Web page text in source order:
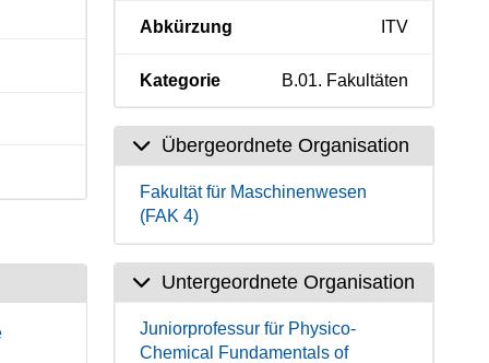
Abkürzung ITV
Kategorie B.01. Fakultäten
Übergeordnete Organisation
Fakultät für Maschinenwesen
(FAK 4)
Untergeordnete Organisation
Juniorprofessur für Physico-
Chemical Fundamentals of